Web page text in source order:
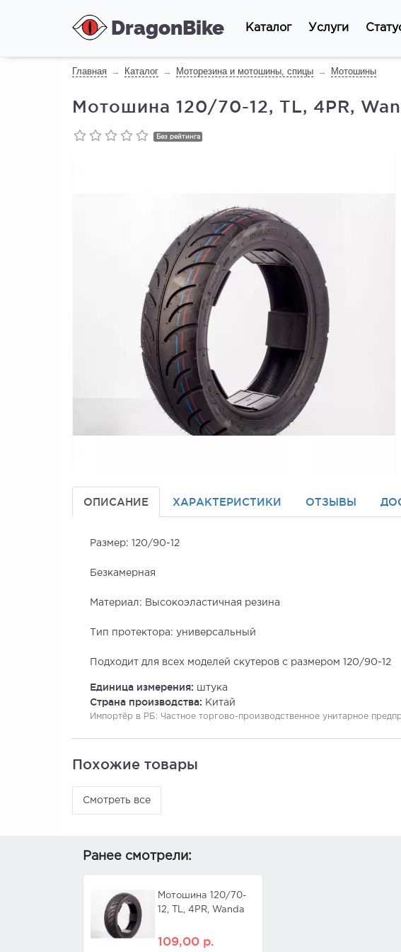
DragonBike Каталог Услуги
Главная Каталог Моторезина и мотошины, спицы Мотошины
Мотошина 120/70-12, TL, 4PR,
Без рейтинга
ОПИСАНИЕ ХАРАКТЕРИСТИКИ ОТЗЫВЫ
Размер: 120/90-12
Безкамерная
Материал: Высокоэластичная резина
Тип протектора: универсальный
Подходит для всех моделей скутеров с размером 120/90-12
Единица измерения: штука
Страна производства: Китай
Импортёр в РБ: Частное торгово-производственное унитарное
Похожие товары
Смотреть все
Ранее смотрели:
Мотошина 120/70-
12, TL, 4PR, Wanda
109,00 р.